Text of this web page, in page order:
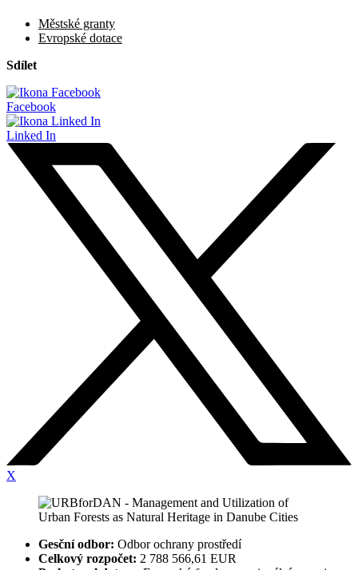
Městské granty
Evropské dotace
Sdílet
Facebook
Linked In
X
Gesční odbor: Odbor ochrany prostředí
Celkový rozpočet: 2 788 566,61 EUR